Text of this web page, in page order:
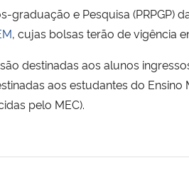
graduação e Pesquisa (PRPGP)
, cujas bolsas terão de
destinadas aos alunos
aos estudantes do
pelo MEC).